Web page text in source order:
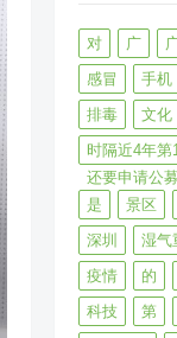
对 广
感冒
手机
排毒
文化
时隔近4年
还要申请公
是
景区
深圳
湿气
疫情
的
科技
第